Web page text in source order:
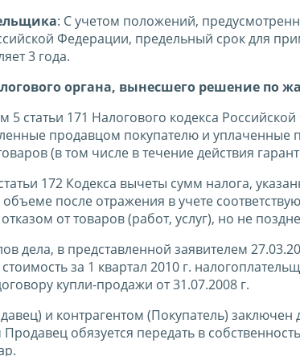
: С учетом положений,
Федерации, предельный срок для
3 года.
органа, вынесшего решение по
5 статьи 171 Налогового кодекса
продавцом покупателю и уплаченные
(в том числе в течение действия
172 Кодекса вычеты сумм налога,
после отражения в учете
от товаров (работ, услуг), но не
дела, в представленной заявителем
за 1 квартал 2010 г.
купли-продажи от 31.07.2008 г.
и контрагентом (Покупатель) заключен
обязуется передать в